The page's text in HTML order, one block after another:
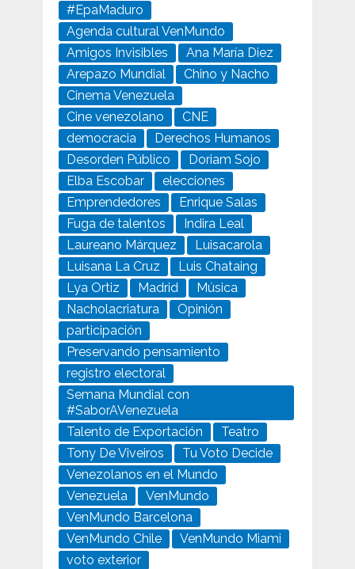
#EpaMaduro
Agenda cultural VenMundo
Amigos Invisibles
Ana María Diez
Arepazo Mundial
Chino y Nacho
Cinema Venezuela
Cine venezolano
CNE
democracia
Derechos Humanos
Desorden Público
Doriam Sojo
Elba Escobar
elecciones
Emprendedores
Enrique Salas
Fuga de talentos
Indira Leal
Laureano Márquez
Luisacarola
Luisana La Cruz
Luis Chataing
Lya Ortiz
Madrid
Música
Nacholacriatura
Opinión
participación
Preservando pensamiento
registro electoral
Semana Mundial con
#SaborAVenezuela
Talento de Exportación
Teatro
Tony De Viveiros
Tu Voto Decide
Venezolanos en el Mundo
Venezuela
VenMundo
VenMundo Barcelona
VenMundo Chile
VenMundo Miami
voto exterior